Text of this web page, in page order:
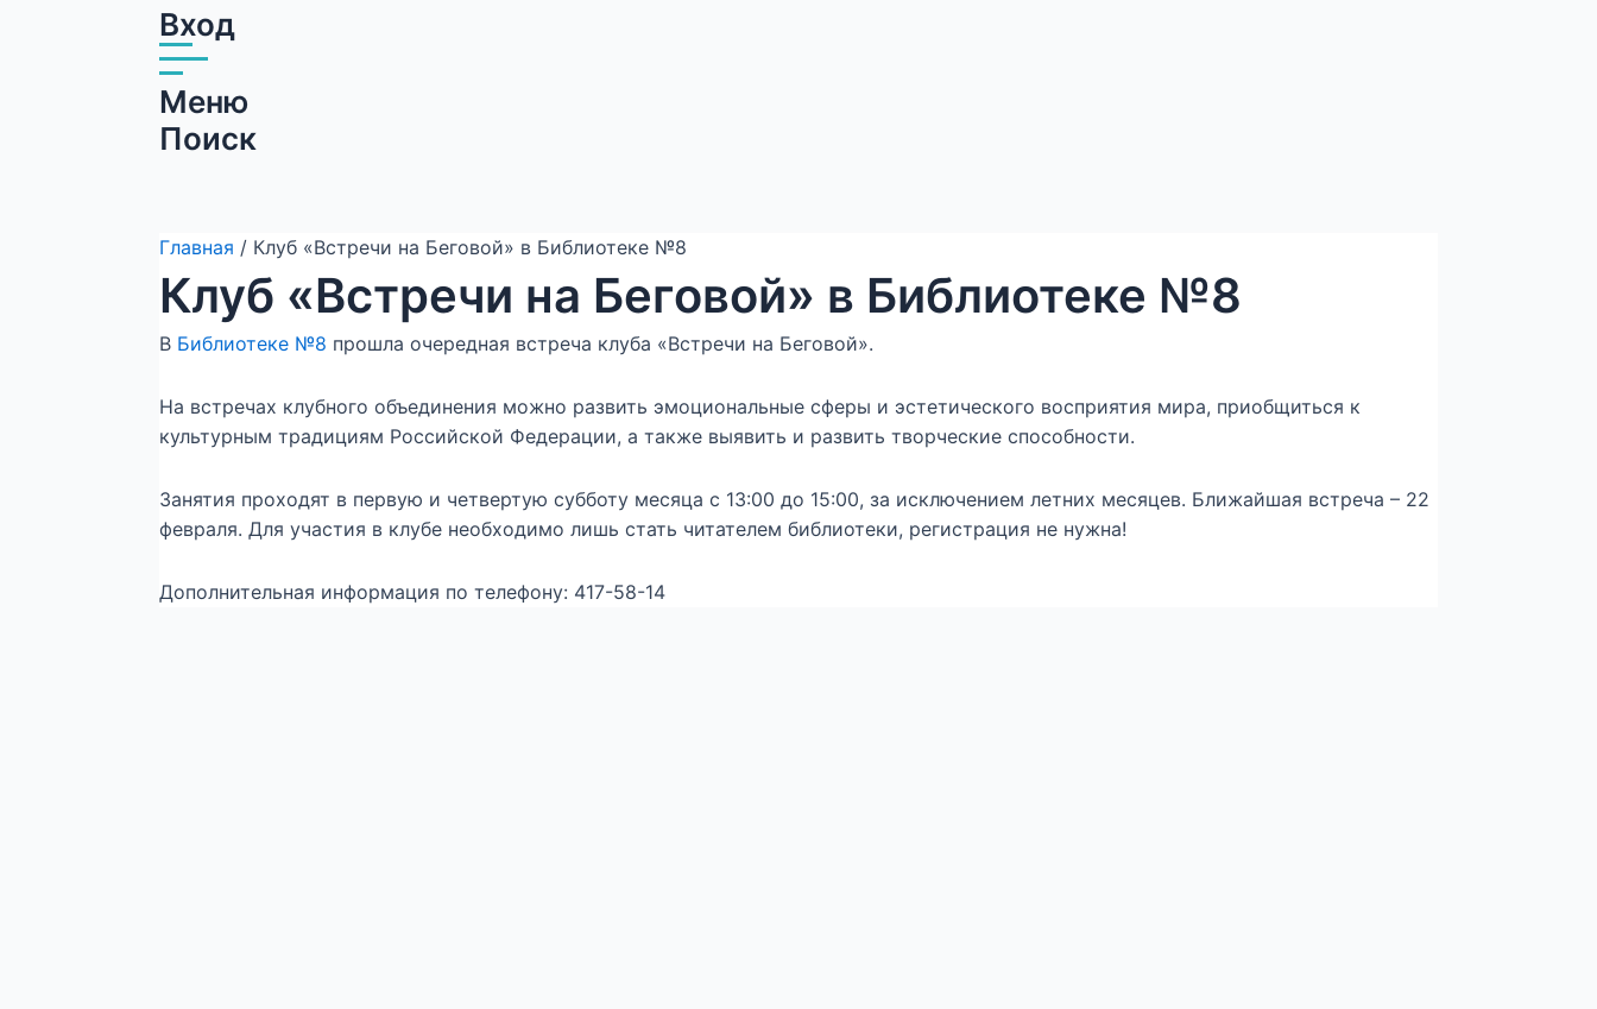
Вход
Меню
Поиск
Главная / Клуб «Встречи на Беговой» в Библиотеке №8
Клуб «Встречи на Беговой» в Библиотеке №8
В Библиотеке №8 прошла очередная встреча клуба «Встречи на Беговой».
На встречах клубного объединения можно развить эмоциональные сферы и эстетического восприятия мира, приобщиться к
культурным традициям Российской Федерации, а также выявить и развить творческие способности.
Занятия проходят в первую и четвертую субботу месяца с 13:00 до 15:00, за исключением летних месяцев. Ближайшая встреча – 22
февраля. Для участия в клубе необходимо лишь стать читателем библиотеки, регистрация не нужна!
Дополнительная информация по телефону: 417-58-14